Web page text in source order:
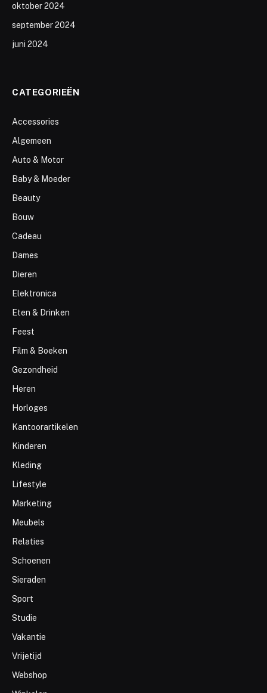
oktober 2024
september 2024
juni 2024
CATEGORIEËN
Accessories
Algemeen
Auto & Motor
Baby & Moeder
Beauty
Bouw
Cadeau
Dames
Dieren
Elektronica
Eten & Drinken
Feest
Film & Boeken
Gezondheid
Heren
Horloges
Kantoorartikelen
Kinderen
Kleding
Lifestyle
Marketing
Meubels
Relaties
Schoenen
Sieraden
Sport
Studie
Vakantie
Vrijetijd
Webshop